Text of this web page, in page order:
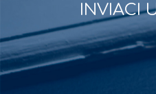
INVIACI